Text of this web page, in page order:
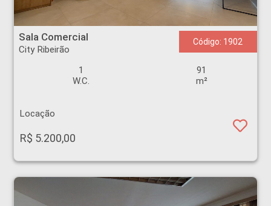
Sala Comercial
City Ribeirão
Código: 1902
1
W.C.
91
m²
Locação
R$ 5.200,00